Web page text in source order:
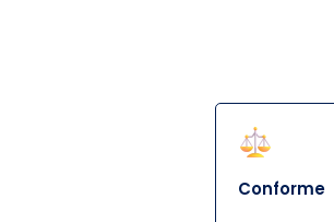
Conforme